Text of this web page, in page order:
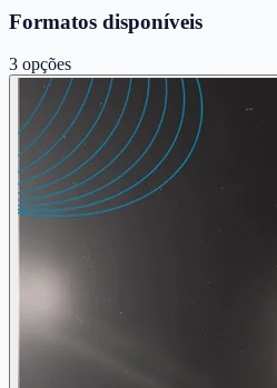
Formatos disponíveis
3 opções